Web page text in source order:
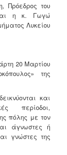
Πρόεδρος του
η κ. Γωγώ
Λυκείου
20 Μαρτίου
της
και
περίοδοι,
πόλης με τον
άγνωστες ή
γνώστες της